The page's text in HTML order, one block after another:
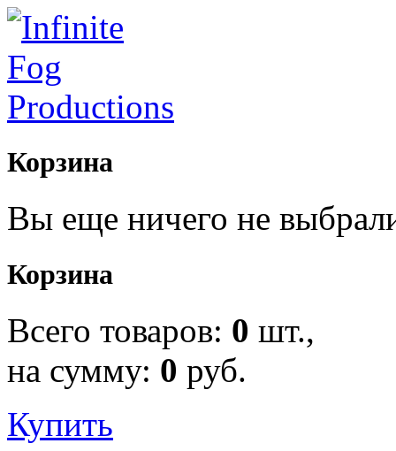
Корзина
Вы еще ничего не
Корзина
Всего товаров: 0 шт.,
на сумму: 0 руб.
Купить